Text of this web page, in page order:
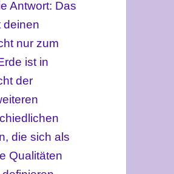
Antwort: Das
deinen
nur zum
ist in
der
die sich als
Qualitäten